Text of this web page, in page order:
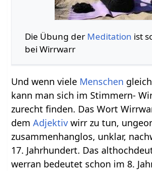
Die Übung der Meditation ist
bei Wirrwarr
Und wenn viele Menschen
kann man sich im Stimmern-
zurecht finden. Das Wort
demAdjektiv wirr zu tun,
zusammenhanglos, unklar,
17. Jahrhundert. Das
werran bedeutet schon im 8.